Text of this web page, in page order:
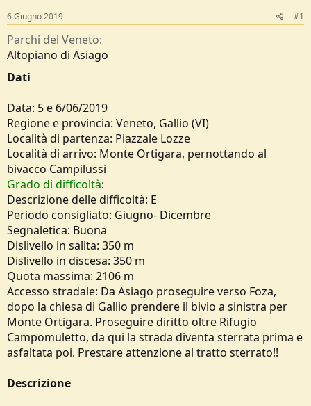
s
u
s
i
n
e
6 Giugno 2019 #1
Parchi del Veneto
Altopiano di Asiago
Dati
Data: 5 e 6/06/2019
Regione e provincia: Veneto, Gallio (VI)
Località di partenza: Piazzale Lozze
Località di arrivo: Monte Ortigara, pernottando al
bivacco Campilussi
Grado di difficoltà:
Descrizione delle difficoltà: E
Periodo consigliato: Giugno- Dicembre
Segnaletica: Buona
Dislivello in salita: 350 m
Dislivello in discesa: 350 m
Quota massima: 2106 m
Accesso stradale: Da Asiago proseguire verso Foza,
dopo la chiesa di Gallio prendere il bivio a sinistra per
Monte Ortigara. Proseguire diritto oltre Rifugio
Campomuletto, da qui la strada diventa sterrata prima e
asfaltata poi. Prestare attenzione al tratto sterrato!!
Descrizione